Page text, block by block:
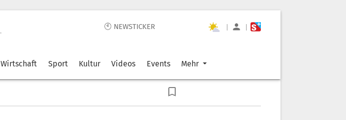
🕙 NEWSTICKER | |
Wirtschaft Sport Kultur Videos Events Mehr